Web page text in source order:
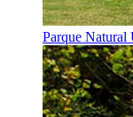
Parque Natural